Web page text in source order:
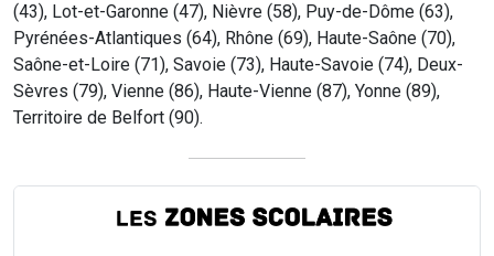
(43), Lot-et-Garonne (47), Nièvre (58), Puy-de-Dôme (63),
Pyrénées-Atlantiques (64), Rhône (69), Haute-Saône (70),
Saône-et-Loire (71), Savoie (73), Haute-Savoie (74), Deux-
Sèvres (79), Vienne (86), Haute-Vienne (87), Yonne (89),
Territoire de Belfort (90).